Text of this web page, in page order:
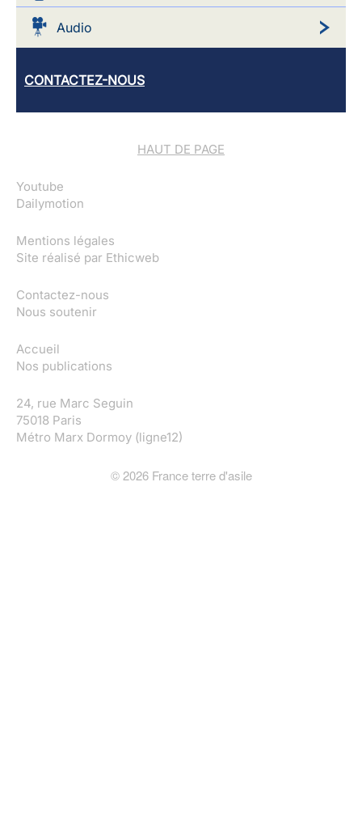
Audio
CONTACTEZ-NOUS
HAUT DE PAGE
Youtube
Dailymotion
Mentions légales
Site réalisé par Ethicweb
Contactez-nous
Nous soutenir
Accueil
Nos publications
24, rue Marc Seguin
75018 Paris
Métro Marx Dormoy (ligne12)
©2026France terre d'asile